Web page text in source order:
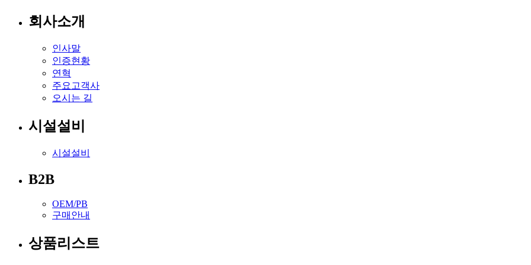
회사소개
인사말
인증현황
연혁
주요고객사
오시는 길
시설설비
시설설비
B2B
OEM/PB
구매안내
상품리스트